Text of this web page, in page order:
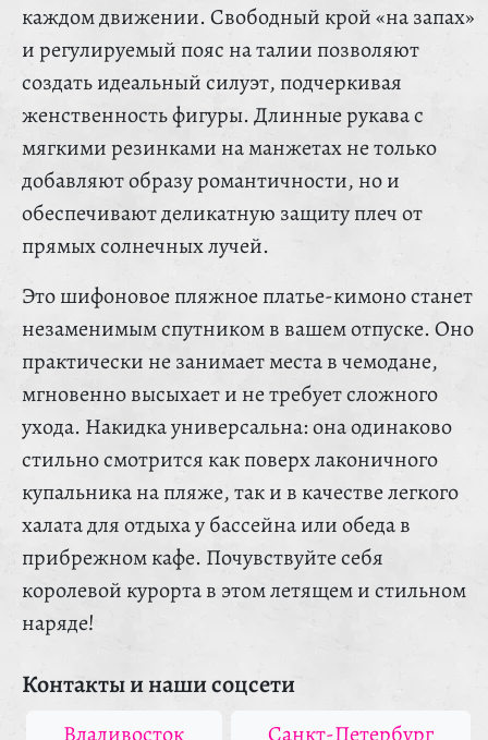
каждом движении. Свободный крой «на запах»
и регулируемый пояс на талии позволяют
создать идеальный силуэт, подчеркивая
женственность фигуры. Длинные рукава с
мягкими резинками на манжетах не только
добавляют образу романтичности, но и
обеспечивают деликатную защиту плеч от
прямых солнечных лучей.
Это шифоновое пляжное платье-кимоно станет
незаменимым спутником в вашем отпуске. Оно
практически не занимает места в чемодане,
мгновенно высыхает и не требует сложного
ухода. Накидка универсальна: она одинаково
стильно смотрится как поверх лаконичного
купальника на пляже, так и в качестве легкого
халата для отдыха у бассейна или обеда в
прибрежном кафе. Почувствуйте себя
королевой курорта в этом летящем и стильном
наряде!
Контакты и наши соцсети